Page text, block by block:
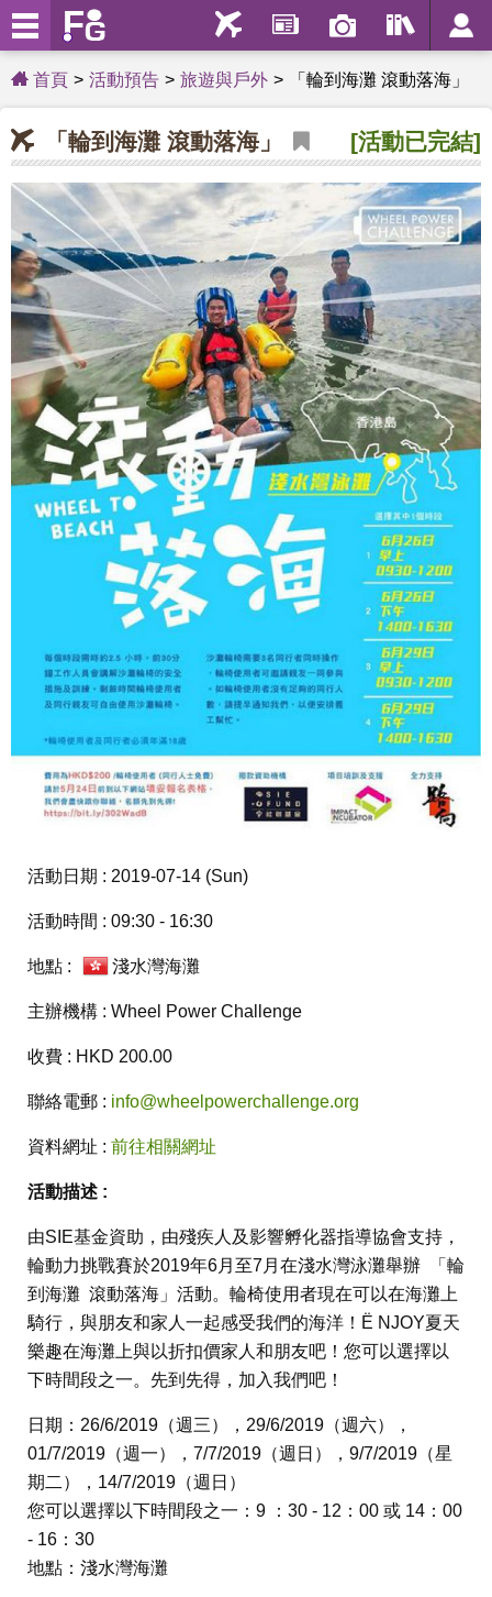
首頁 活動預告 旅遊與戶外 「輪到海灘 滾動落海」
[活動已完結]
「輪到海灘 滾動落海」
活動日期 : 2019-07-14 (Sun)
活動時間 : 09:30 - 16:30
地點 : 淺水灣海灘
主辦機構 : Wheel Power Challenge
收費 : HKD 200.00
聯絡電郵 : info@wheelpowerchallenge.org
資料網址 : 前往相關網址
活動描述 :
由SIE基金資助，由殘疾人及影響孵化器指導協會支持，
輪動力挑戰賽於2019年6月至7月在淺水灣泳灘舉辦 「輪
到海灘 滾動落海」活動。輪椅使用者現在可以在海灘上
騎行，與朋友和家人一起感受我們的海洋！Ë NJOY夏天
樂趣在海灘上與以折扣價家人和朋友吧！您可以選擇以
下時間段之一。先到先得，加入我們吧！
日期：26/6/2019（週三），29/6/2019（週六），
01/7/2019（週一），7/7/2019（週日），9/7/2019（星
期二），14/7/2019（週日）
您可以選擇以下時間段之一：9 ：30 - 12：00 或 14：00
- 16：30
地點：淺水灣海灘